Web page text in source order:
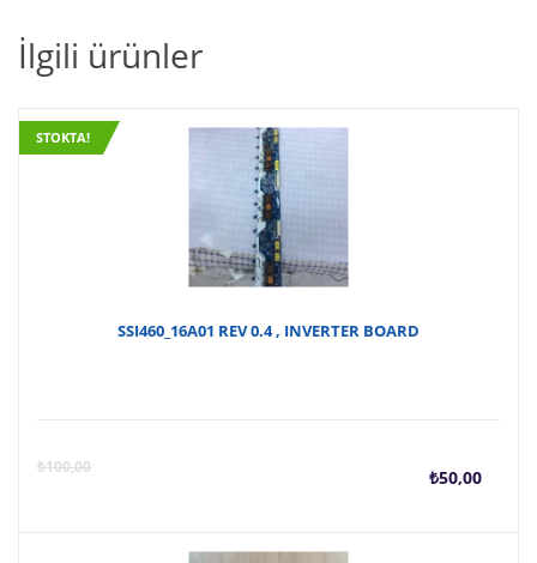
İlgili ürünler
STOKTA!
SSI460_16A01 REV 0.4 , INVERTER BOARD
₺100,00 ₺50,00
Şu